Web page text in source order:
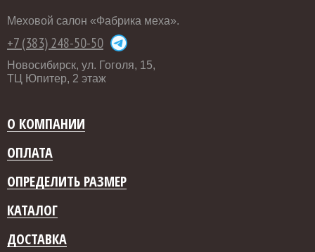
Меховой салон «Фабрика меха».
+7 (383) 248-50-50
Новосибирск, ул. Гоголя, 15,
ТЦ Юпитер, 2 этаж
О КОМПАНИИ
ОПЛАТА
ОПРЕДЕЛИТЬ РАЗМЕР
КАТАЛОГ
ДОСТАВКА